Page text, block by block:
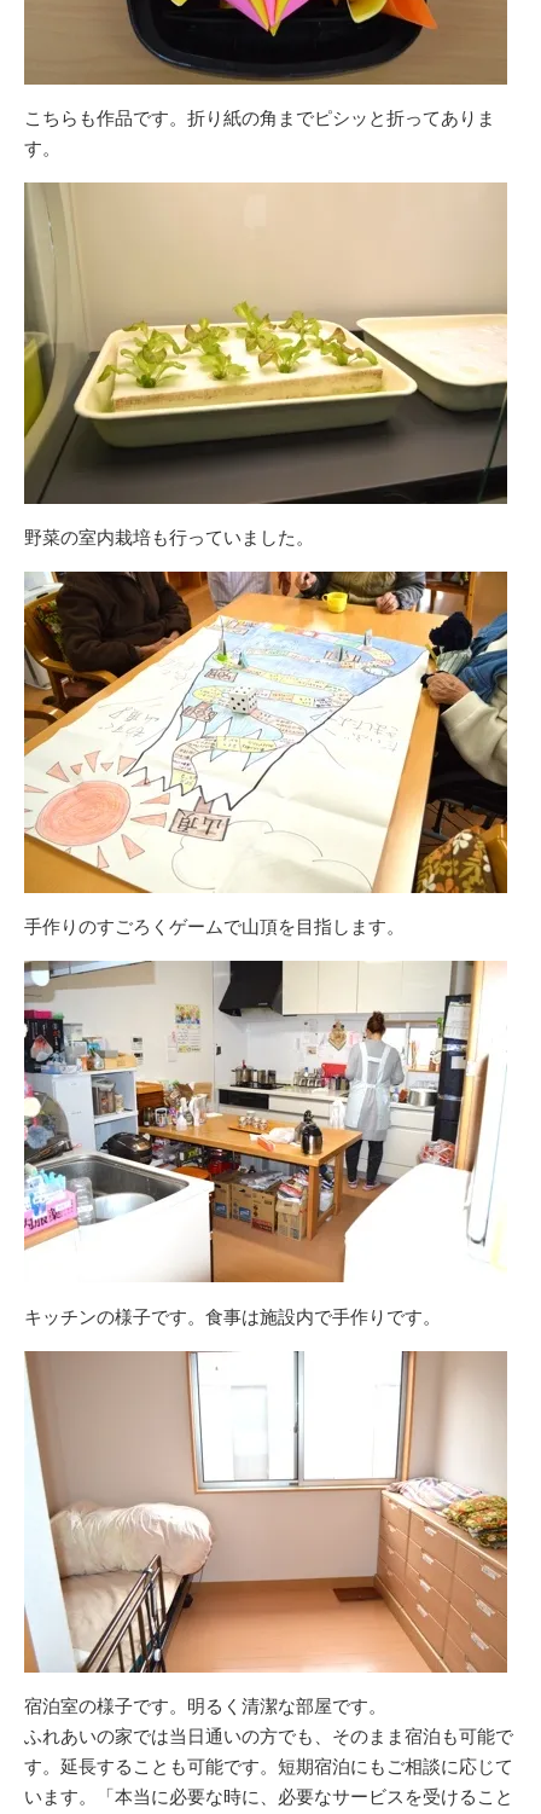
こちらも作品です。折り紙の角までピシッと折ってありま
す。
野菜の室内栽培も行っていました。
手作りのすごろくゲームで山頂を目指します。
キッチンの様子です。食事は施設内で手作りです。
宿泊室の様子です。明るく清潔な部屋です。
ふれあいの家では当日通いの方でも、そのまま宿泊も可能で
す。延長することも可能です。短期宿泊にもご相談に応じて
います。「本当に必要な時に、必要なサービスを受けること